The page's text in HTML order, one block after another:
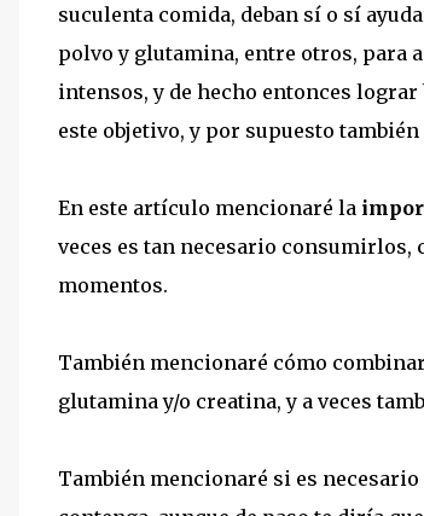
suculenta comida, deban sí o sí
polvo y glutamina, entre otros, para
intensos, y de hecho entonces
este objetivo, y por supuesto
En este artículo mencionaré la
veces es tan necesario
momentos.
También mencionaré cómo
glutamina y/o creatina, y a veces
También mencionaré si es